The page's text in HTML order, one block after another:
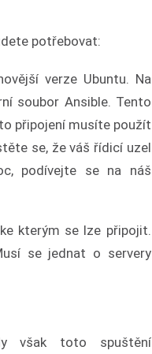
potřebovat:
verze Ubuntu. Na
soubor Ansible. Tento
připojení musíte použít
se, že váš řídicí uzel
podívejte se na náš
kterým se lze připojit.
se jednat o servery
však toto spuštění